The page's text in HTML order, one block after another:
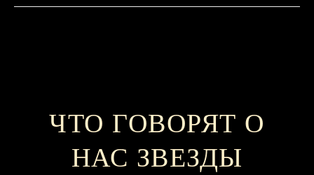
ЧТО ГОВОРЯТ О
НАС ЗВЕЗДЫ